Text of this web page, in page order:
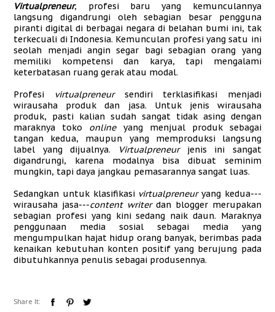
Virtualpreneur, profesi baru yang kemunculannya
langsung digandrungi oleh sebagian besar pengguna
piranti digital di berbagai negara di belahan bumi ini, tak
terkecuali di Indonesia. Kemunculan profesi yang satu ini
seolah menjadi angin segar bagi sebagian orang yang
memiliki kompetensi dan karya, tapi mengalami
keterbatasan ruang gerak atau modal.
Profesi
virtualpreneur sendiri terklasifikasi menjadi
wirausaha produk dan jasa. Untuk jenis wirausaha
produk, pasti kalian sudah sangat tidak asing dengan
maraknya toko onlineyang menjual produk sebagai
tangan kedua, maupun yang memproduksi langsung
label yang dijualnya.
Virtualpreneurjenis ini sangat
digandrungi, karena modalnya bisa dibuat seminim
mungkin, tapi daya jangkau pemasarannya sangat luas.
Sedangkan untuk klasifikasi virtualpreneuryang kedua---
wirausaha jasa---content writerdan blogger merupakan
sebagian profesi yang kini sedang naik daun. Maraknya
penggunaan media sosial sebagai media yang
mengumpulkan hajat hidup orang banyak, berimbas pada
kenaikan kebutuhan konten positif yang berujung pada
dibutuhkannya penulis sebagai produsennya.
Share It: